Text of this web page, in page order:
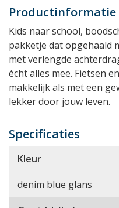
Productinformatie
Kids naar school,
pakketje dat opgehaald
met verlengde
écht alles mee. Fietsen
makkelijk als met een
lekker door jouw leven.
Specificaties
Kleur
denim blue glans